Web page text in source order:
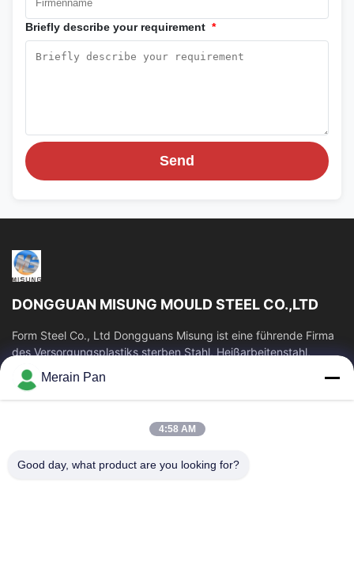
Briefly describe your requirement *
Send
DONGGUAN MISUNG MOULD STEEL CO.,LTD
Form Steel Co., Ltd Dongguans Misung ist eine führende Firma
des Versorgungsplastiks sterben Stahl, Heißarbeitenstahl,
Kaltverformungsstahl,...
Schnelllinks
Fabrik-Ausflug
Qualitätskontrolle
Merain Pan
4:58 AM
Good day, what product are you looking for?